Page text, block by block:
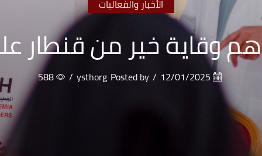
الأخبار والفعاليات
وقاية خير من قنطار
/
Posted by
ysthorg
/
588